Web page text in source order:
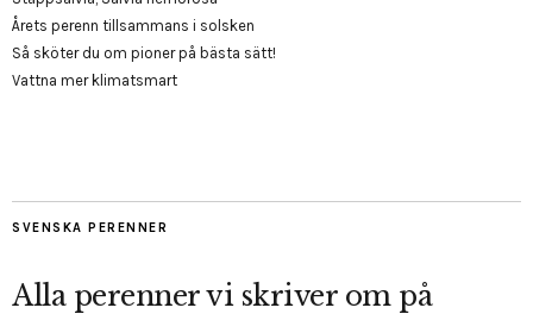
Årets perenn tillsammans i solsken
Så sköter du om pioner på bästa sätt!
Vattna mer klimatsmart
SVENSKA PERENNER
Alla perenner vi skriver om på